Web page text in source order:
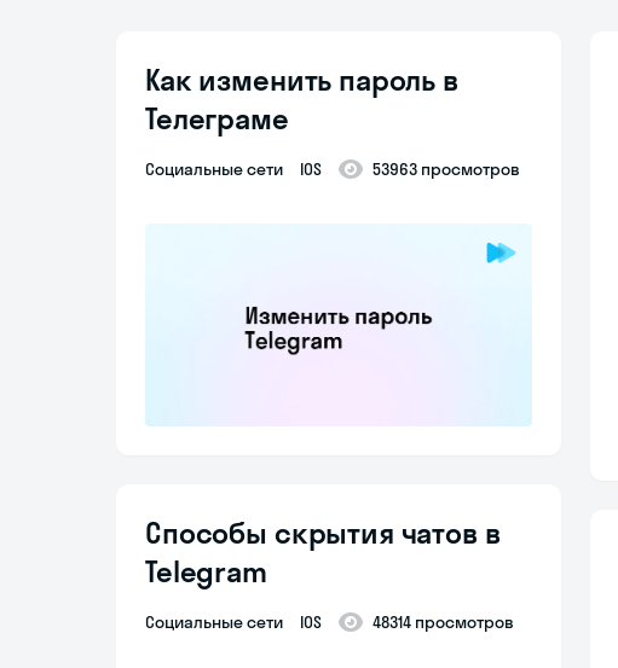
Как изменить пароль в
Телеграме
Социальные сети IOS 53963 просмотров
Способы скрытия чатов в
Telegram
Социальные сети IOS 48314 просмотров